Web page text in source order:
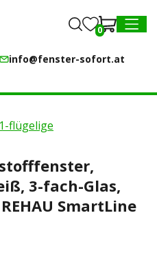
MENU
info@fenster-sofort.at
0
1-flügelige
3-fach-Glas,
SmartLine